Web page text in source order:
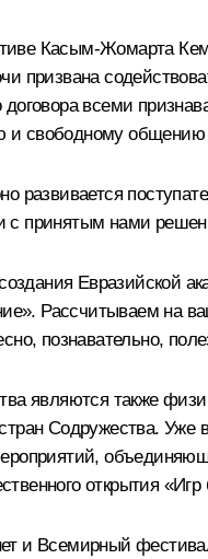
Касым-Жомарта
призвана
договора всеми
и свободному
развивается
с принятым нами
Евразийской
Рассчитываем
познавательно,
являются также
Содружества.
открытия
и Всемирный